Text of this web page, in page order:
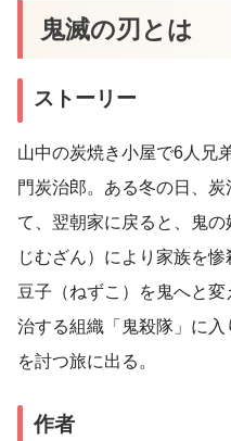
鬼滅の刃とは
ストーリー
山中の炭焼き小屋で6人兄
門炭治郎。ある冬の日、
て、翌朝家に戻ると、鬼
じむざん）により家族を
豆子（ねずこ）を鬼へと
治する組織「鬼殺隊」に
を討つ旅に出る。
作者